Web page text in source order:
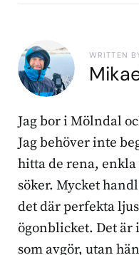
WRITTEN
Jag bor i Mölndal
Jag behöver inte
hitta de rena,
söker. Mycket
det där perfekta
ögonblicket. Det
som avgör, utan